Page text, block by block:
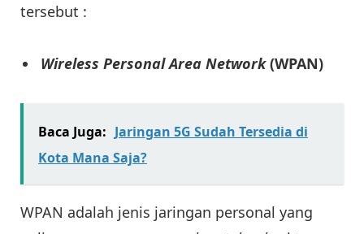
tersebut :
Wireless Personal Area Network(WPAN)
Baca Juga: Jaringan 5G Sudah Tersedia di
Kota Mana Saja?
WPAN adalah jenis jaringan personal yang